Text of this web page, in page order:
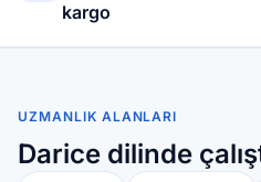
kargo
UZMANLIK ALANLARI
Darice dilinde